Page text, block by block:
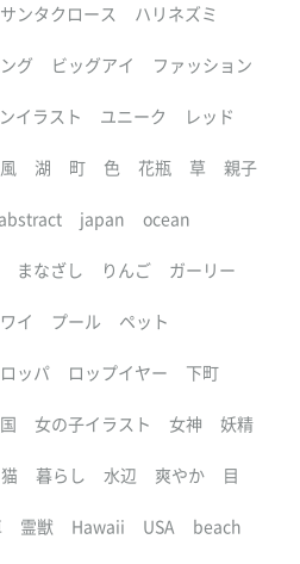
サンタクロース ハリネズミ
グ ビッグアイ ファッション
イラスト ユニーク レッド
湖 町 色 花瓶 草 親子
abstract japan ocean
まなざし りんご ガーリー
イ プール ペット
ッパ ロップイヤー 下町
女の子イラスト 女神 妖精
暮らし 水辺 爽やか 目
霊獣 Hawaii USA beach